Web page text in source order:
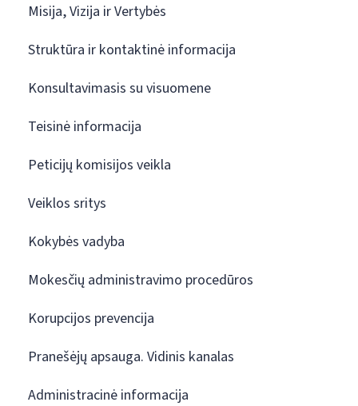
Misija, Vizija ir Vertybės
Struktūra ir kontaktinė informacija
Konsultavimasis su visuomene
Teisinė informacija
Peticijų komisijos veikla
Veiklos sritys
Kokybės vadyba
Mokesčių administravimo procedūros
Korupcijos prevencija
Pranešėjų apsauga. Vidinis kanalas
Administracinė informacija